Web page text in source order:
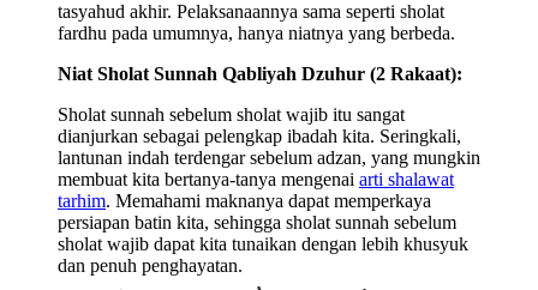
tasyahud akhir. Pelaksanaannya sama seperti sholat
fardhu pada umumnya, hanya niatnya yang berbeda.
Niat Sholat Sunnah Qabliyah Dzuhur (2 Rakaat):
Sholat sunnah sebelum sholat wajib itu sangat
dianjurkan sebagai pelengkap ibadah kita. Seringkali,
lantunan indah terdengar sebelum adzan, yang mungkin
membuat kita bertanya-tanya mengenai arti shalawat
tarhim. Memahami maknanya dapat memperkaya
persiapan batin kita, sehingga sholat sunnah sebelum
sholat wajib dapat kita tunaikan dengan lebih khusyuk
dan penuh penghayatan.